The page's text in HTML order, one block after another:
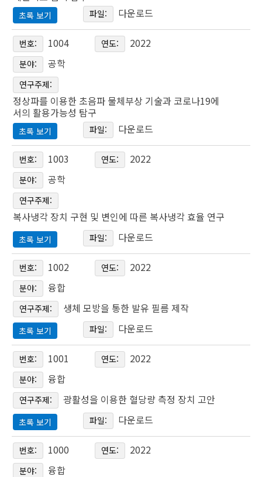
Yewon Shin․Minsang Kim․Sangmok Lee
본 연구에서는 로봇의 에너지 효율 상승과 상용화를 위해 소형
다자유도 움직임이 가능한 링크 구조를 설계 하고 알맞은 재료
를 탐색하며, 링크 말단을 자유롭게 움직일 수 있는 아두이노
코드를 제작하고, 이를 상용화 할 수 있는지 능력을 실험하고
자 하는 연구이다.
주제어: 상용화, 다자유도, 링크 구조, 아두이노 코드, 에너지
효율
초록 보기 파일: 다운로드
초임계 이산화탄소를 이용한 실크직물에서의 친환경
세균색소 염색 탐구
Study on Dyeing of Silk Textiles by Eco-Friendly
Bacterial Pigments Using Supercritical Carbon Dioxide
Min-Jun Kwon․Jae-Hee Kim․Hwa-Ryoung Lee
본 연구를 통해 담수의 색소 형성 세균 중에서 초임계 이산화
탄소 염색 시 실크 직물에서 염착량이 높은 색소를 형성하는
세균으로 붉은색 계열 색소 형성 세균은 Flectobacillus rose
us 으로, 주황색 계열 색소 형성 세균은 Bacillus sp. VITPGP
R01을 동정하였다. 초임계 이산화탄소의 폴리에스터 염색을
120℃, 250bar 조건으로 실험한 결과 염착 효과가 높게 나타
나 진주 실크 세균 색소 염색을 위한 온도와 압력 조건을 12
0℃, 250bar로 우선 탐색하였다. 알코올을 사용한 보조용매
(공용매)에서 어두운 계열의 붉은색, 주황색 염착 현상을 최종
적으로 확인하고 친수성 진주 실크를 염색할 수 있는 방안으로
보조용매인 에탄올 효과를 최종 검증하여다. 이를 통해 초임계
이산화탄소를 이용한 세균 색소의 다양한 색상으로의 실크 염
색 가능성을 제시하였다.
또한 세균 색소를 실크 직물에 효율적으로 염색할 수 있는 에
탄올 추출 및 초음파을 이용한 물리적인 파쇄로 세균 색소 염
료를 수확하는 방법 그리고 FT-IR을 이용해 세균 색소의 친소
수성, 소수성의 물질의 기능족을 확인함으로써 효율적인 염착
에 필요한 염색 방안으로 보조용매(공용매) 에탄올을 사용한
번호: 1004 연도: 2022
분야: 공학
연구주제:
정상파를 이용한 초음파 물체부상 기술과 코로나19에
서의 활용가능성 탐구
초록 보기 파일: 다운로드
정상파를 이용한 초음파 물체부상 기술과
코로나19에서의 활용가능성 탐구
Concerning supersonic levitation to utilize in COVID-
.
우리의 연구는 초음파 물체 부상장치를 이용하여 비말 포집을
시도함으로써 PCR검사를 대체할 수 있을 지를 알아보며, 베르
누이 원리와 초음파가 만든 정상파 사이의 연관성, 초음파 물
체부상 장치의 원리 이해, 효과적인 비말 포집 기술을 탐구한
다. 물체부상 장치는 아두이노 코딩을 이용하여 제작할 예정이
고, 정상적인 물체 부상을 위하여 조건에 맞는 초음파 생성 장
치의 위치, 각도, 크기 등을 계산하여 장치를 설계한다, 거리,
속도등의 변인을 통제하여 장치의 성능을 파악하고, 초음파 단
자의 배열을 바꾸어가며
최대의 성능을 낼 수 있는 장치를 설계한 후 분무기나 가습기
등 비말과 유사한 입자 생성을 할 수 있는 물체를 이용하여 장
번호: 1003 연도: 2022
분야: 공학
연구주제:
복사냉각 장치 구현 및 변인에 따른 복사냉각 효율 연구
초록 보기 파일: 다운로드
복사냉각 장치 구현 및 변인에 따른 복사냉각 효율
연구
A Study on the Radiant Cooling Effectiveness
according to the Implementation Variable od Radiant
Cooling System
환경 친화적인 방향으로 발전되고 있는 미래모빌리티에서 효
율적인 배터리 사용은 매우 큰 비중을 차지 하고 있다. 특히 자
동차처럼 열적으로 밀페된 공간은 온도 상승에 매우 취약하므
로, 효율적인 냉방 시스 템은 미래모빌리티에서 필수적이다.
번호: 1002 연도: 2022
분야: 융합
연구주제: 생체 모방을 통한 발유 필름 제작
초록 보기 파일: 다운로드
생체 모방을 통한 발유 필름 제작
Production of oil-repellent film through biomimicry
박병준, 박현서, 이수정, 조주영, 황현준
Byeong Jun Park․Hyun Seo Park․Su Jeong Lee․Ju
Young Jo․Hyun Jun Hwang
번호: 1001 연도: 2022
분야: 융합
연구주제: 광활성을 이용한 혈당량 측정 장치 고안
초록 보기 파일: 다운로드
광활성을 이용한 혈당량 측정 장치 고안
Desinging a blood glucose level measurement device
번호: 1000 연도: 2022
분야: 융합